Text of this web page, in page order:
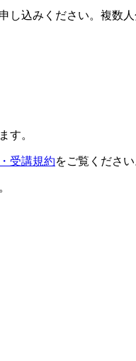
し込みください。複数
す。
受講規約をご覧ください